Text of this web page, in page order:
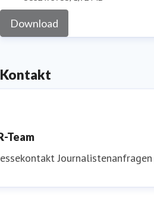
Download
Kontakt
Team
Journalistenanfragen